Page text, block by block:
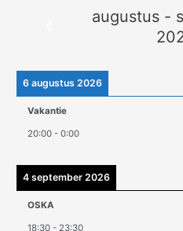
augustus -
6 augustus 2026
Vakantie
20:00 -0:00
4 september 2026
OSKA
18:30 - 23:30